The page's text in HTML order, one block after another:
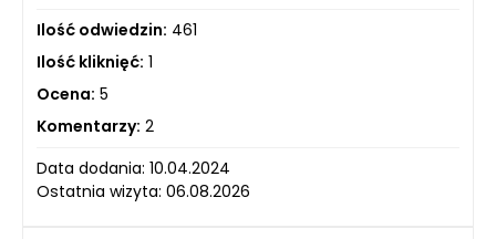
Ilość odwiedzin: 461
Ilość kliknięć: 1
Ocena: 5
Komentarzy: 2
Data dodania: 10.04.2024
Ostatnia wizyta: 06.08.2026